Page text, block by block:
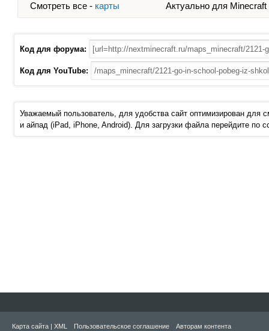
Смотреть все - карты Актуально для
Код для форума:
Код для YouTube:
Уважаемый пользователь, для удобства сайт оптимизирован для
и айпад (iPad, iPhone, Android). Для загрузки файла перейдите по
Карта сайта | XML Пользовательское соглашение Авторам контента